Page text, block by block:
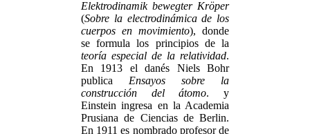
Elektrodinamik bewegter Kröper
(Sobre la electrodinámica de los
cuerpos en movimiento), donde
se formula los principios de la
teoría especial de la relatividad.
En 1913 el danés Niels Bohr
publica Ensayos sobre la
construcción del átomo. y
Einstein ingresa en la Academia
Prusiana de Ciencias de Berlin.
En 1911 es nombrado profesor de